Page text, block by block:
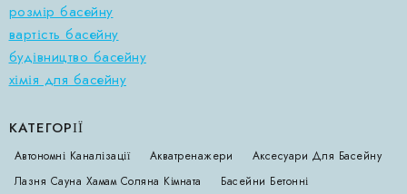
розмір басейну
вартість басейну
будівництво басейну
хімія для басейну
КАТЕГОРІЇ
Автономні Каналізації Акватренажери
Аксесуари Для Басейну
Лазня Сауна Хамам Соляна Кімната
Басейни Бетонні